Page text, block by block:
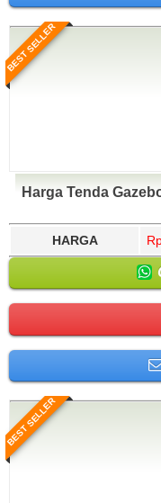
BEST SELLER
Harga Tenda
HARGA
BEST SELLER